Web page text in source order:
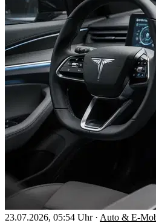
23.07.2026, 05:54 Uhr · Auto & E-